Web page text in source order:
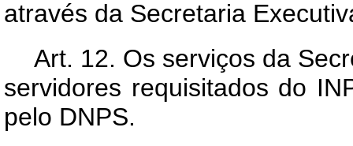
através da Secretaria
Art. 12. Os serviços da
servidores requisitados do
pelo DNPS.